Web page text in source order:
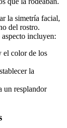
la simetría facial,
del rostro.
incluyen:
el color de los
la
un resplandor